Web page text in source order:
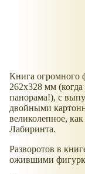
Книга огромного
262x328 мм
панорама!), с
двойными
великолепное,
Лабиринта.
Разворотов в
ожившими